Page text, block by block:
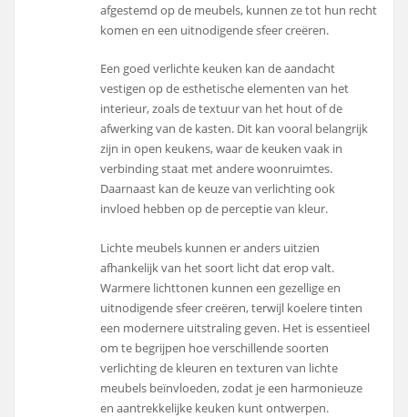
afgestemd op de meubels, kunnen ze tot hun recht
komen en een uitnodigende sfeer creëren.
Een goed verlichte keuken kan de aandacht
vestigen op de esthetische elementen van het
interieur, zoals de textuur van het hout of de
afwerking van de kasten. Dit kan vooral belangrijk
zijn in open keukens, waar de keuken vaak in
verbinding staat met andere woonruimtes.
Daarnaast kan de keuze van verlichting ook
invloed hebben op de perceptie van kleur.
Lichte meubels kunnen er anders uitzien
afhankelijk van het soort licht dat erop valt.
Warmere lichttonen kunnen een gezellige en
uitnodigende sfeer creëren, terwijl koelere tinten
een modernere uitstraling geven. Het is essentieel
om te begrijpen hoe verschillende soorten
verlichting de kleuren en texturen van lichte
meubels beïnvloeden, zodat je een harmonieuze
en aantrekkelijke keuken kunt ontwerpen.